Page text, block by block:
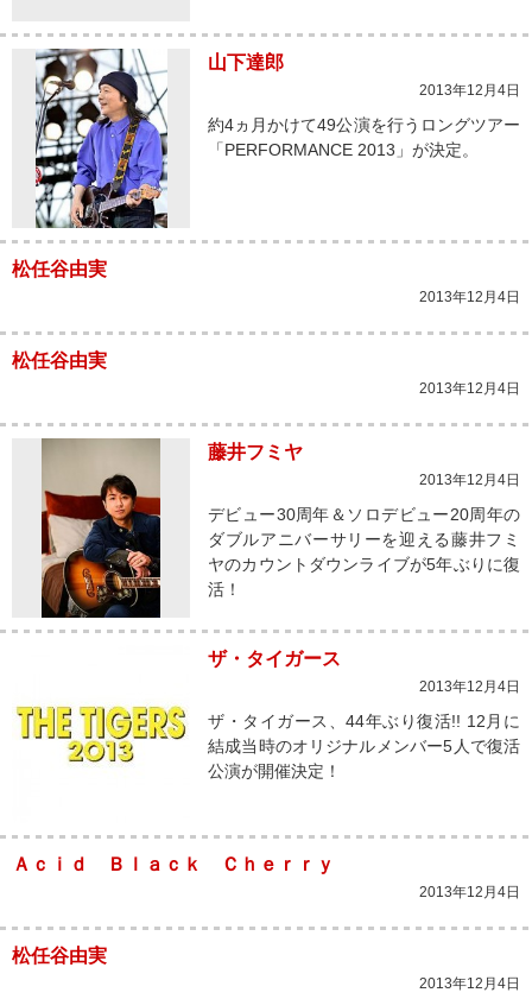
山下達郎
2013年12月4日
約4ヵ月かけて49公演を行うロングツアー
「PERFORMANCE 2013」が決定。
松任谷由実
2013年12月4日
松任谷由実
2013年12月4日
藤井フミヤ
2013年12月4日
デビュー30周年＆ソロデビュー20周年の
ダブルアニバーサリーを迎える藤井フミ
ヤのカウントダウンライブが5年ぶりに復
活！
ザ・タイガース
2013年12月4日
ザ・タイガース、44年ぶり復活!! 12月に
結成当時のオリジナルメンバー5人で復活
公演が開催決定！
Ａｃｉｄ Ｂｌａｃｋ Ｃｈｅｒｒｙ
2013年12月4日
松任谷由実
2013年12月4日